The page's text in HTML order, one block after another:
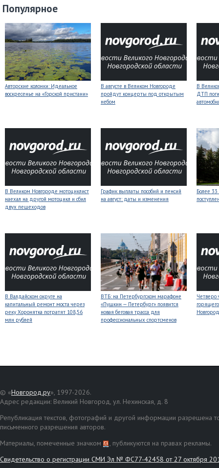
Популярное
Авторские колонки: Идеальное
воскресенье на «Горской пристани»
В августе в Великом Новгороде
пройдут концерты под открытым
небом
В
ДТП
В Великом Новгороде мотоциклист
наехал на другой мотоцикл и сбил
двух пешеходов
График выплаты пособий и пенсий
на август: даты и изменения
Более 33
В Валдайском округе на
капитальный ремонт моста через
реку Хоронятка потратят 108,56
млн рублей
ВТБ: на Петербургском марафоне
«Пушкин — Петербург» появится
новая беговая трасса для
профессиональных спортсменов
Четверо
© «Новгород.ру», 1997-2026.
Адрес редакции: Великий Новгород, ул. Нехинская, д. 8
Републикация текстов, фотографий и другой информации разрешена
письменного разрешения авторов.
Материалы, помеченные значком
, публикуются на правах рекламы.
Свидетельство о регистрации СМИ Эл № ФС77-42458 от 27 октября